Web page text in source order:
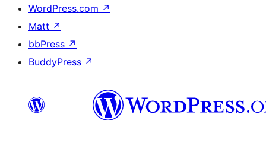
WordPress.com ↗
Matt ↗
bbPress ↗
BuddyPress ↗